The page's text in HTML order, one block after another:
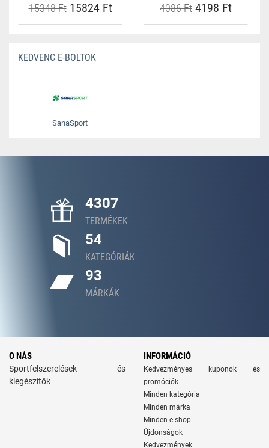
15348 Ft15824 Ft 4086 Ft 4198 Ft
KEDVENC E-BOLTOK
SanaSport
4307
TERMÉKEK
54
KATEGÓRIÁK
93
MÁRKÁK
O NÁS
Sportfelszerelések és
kiegészítők
INFORMÁCIÓ
Kedvezményes kuponok és
promóciók
Minden kategória
Minden márka
Minden e-shop
Újdonságok
Kedvezmények